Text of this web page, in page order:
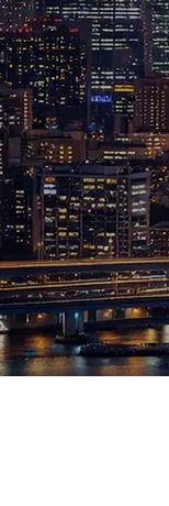
ブログ
スポーツ
テニス四大大会・